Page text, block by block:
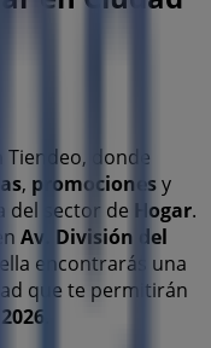
Tiendeo, donde
, promocionesy
del sector de Hogar.
Av. División del
ella encontrarás una
que te permitirán